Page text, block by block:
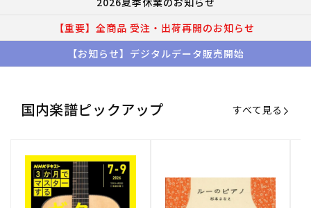
【重要】全商品 受注・出荷再開のお知らせ
【お知らせ】デジタルデータ販売開始
国内楽譜ピックアップ すべて見る